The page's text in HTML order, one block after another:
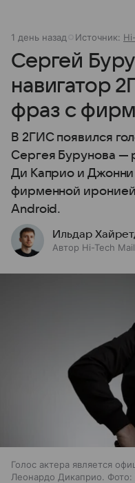
1 день назад Источник:
Сергей
навигатор
фраз с
В 2ГИС появился
Сергея Бурунова —
Ди Каприо и
фирменной иронией
Android.
Ильдар
Автор Hi-Tech Mail
Голос актера является
Леонардо Дикаприо. Фото: